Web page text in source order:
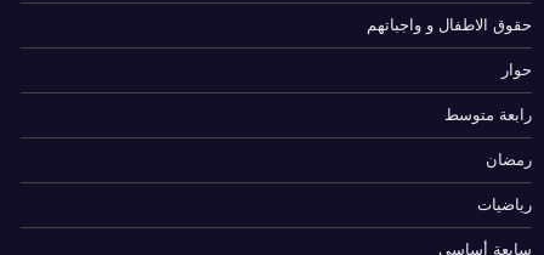
حقوق الاطفال و واجباتهم
حوار
رابعة متوسط
رمضان
رياضيات
سابعة أساسي